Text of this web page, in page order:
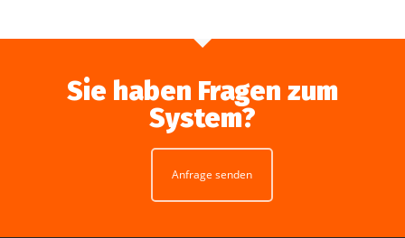
Sie haben Fragen zum
System?
Anfrage senden